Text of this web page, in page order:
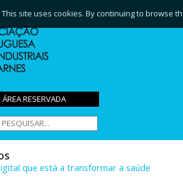
ÁREA RESERVADA
que está a transformar a saúde
This site uses cookies. By continuing to browse